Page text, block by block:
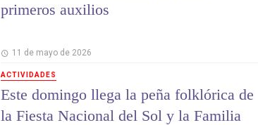
primeros auxilios
11 de mayo de 2026
ACTIVIDADES
Este domingo llega la peña folklórica de
la Fiesta Nacional del Sol y la Familia